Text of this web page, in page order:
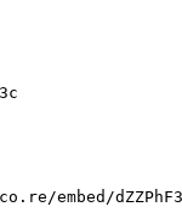
embed/